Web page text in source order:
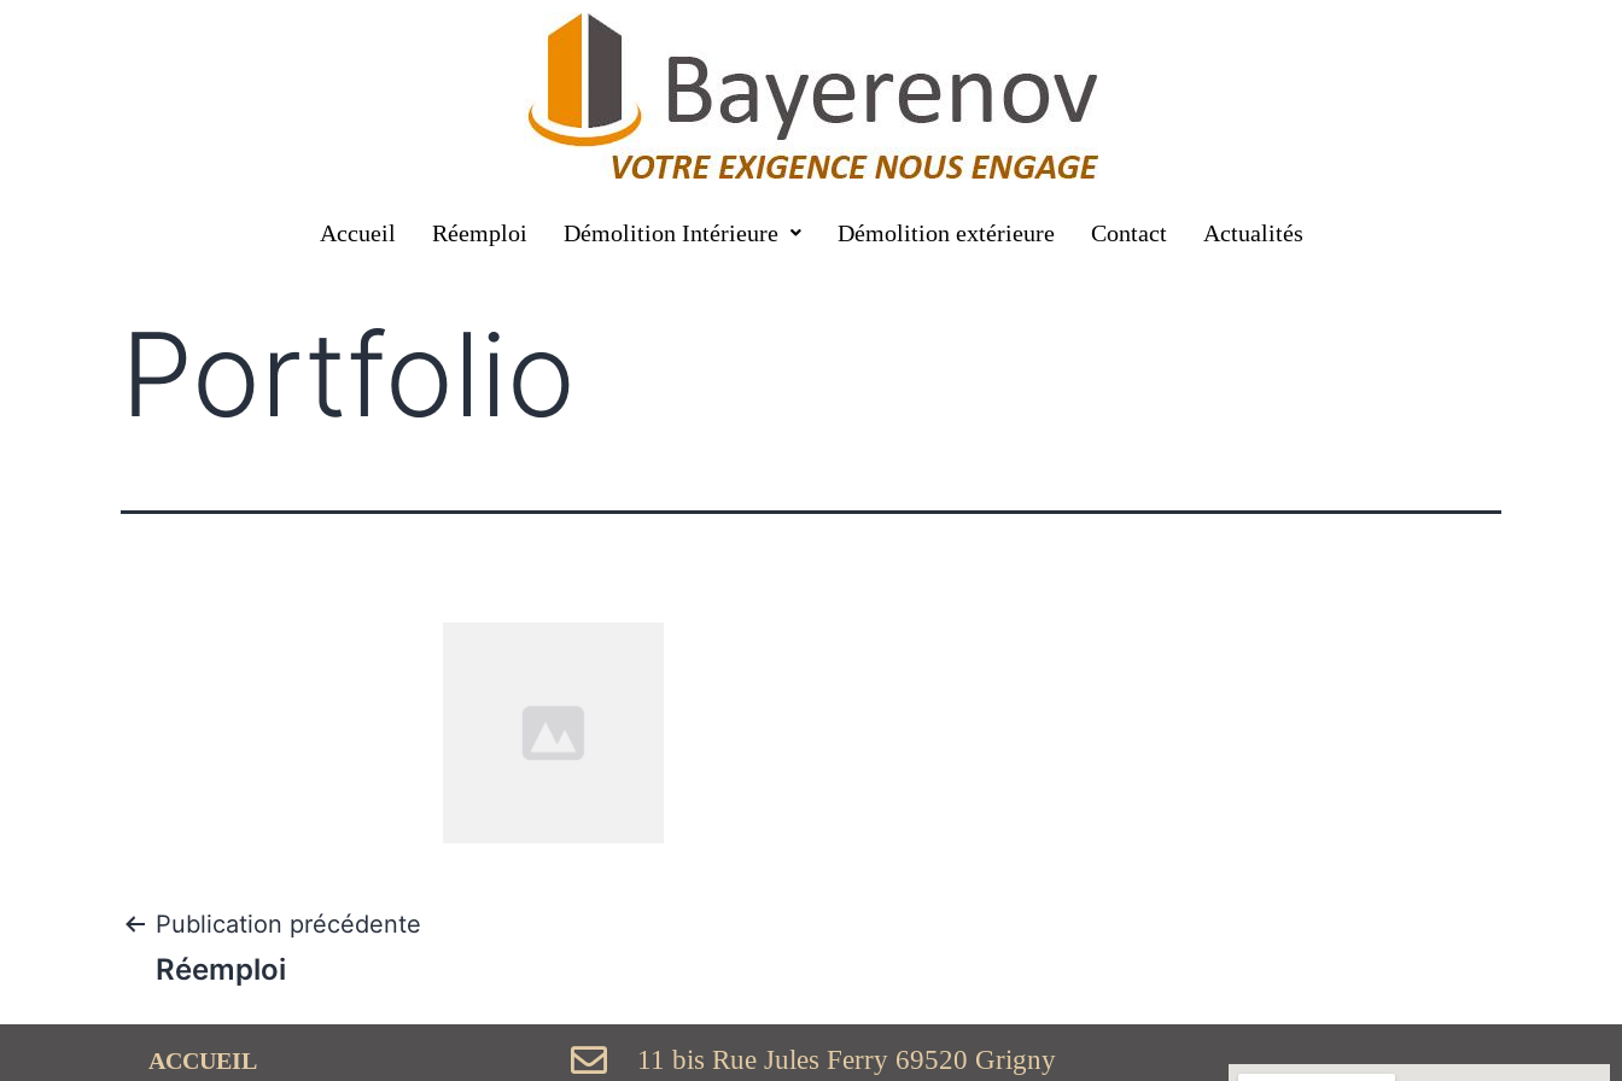
Accueil Réemploi Démolition Intérieure Démolition extérieure Contact Actualités
Portfolio
Publication précédente
Réemploi
ACCUEIL 11 bis Rue Jules Ferry 69520 Grigny